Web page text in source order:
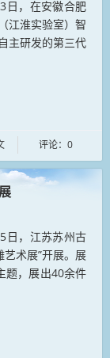
，在安徽合肥
江淮实验室）智
主研发的第三代
评论：0
，江苏苏州古
艺术展”开展。展
题，展出40余件